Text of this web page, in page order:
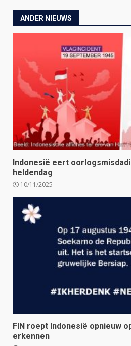
ANDER NIEUWS
Indonesië eert
heldendag
10/11/2025
FIN roept Indonesië opnieuw
erkennen